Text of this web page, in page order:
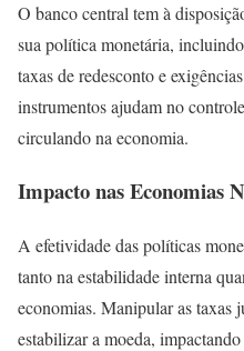
O banco central tem à
sua política monetária,
taxas de redesconto e
instrumentos ajudam no
circulando na economia.
Impacto nas Economias
A efetividade das políticas
tanto na estabilidade interna
economias. Manipular as taxas
estabilizar a moeda,